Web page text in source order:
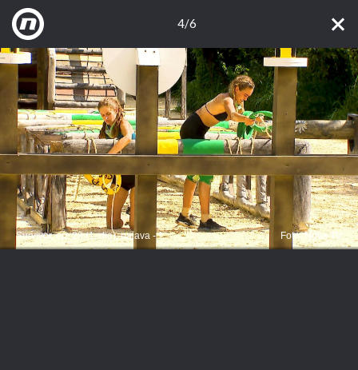
4/6
Survivor, ep. 28 (1. dio), najava - 1 Foto: Nova TV